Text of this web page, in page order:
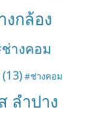
งกล้อง
างคอม
(13) #ช่างคอม
ลำปาง